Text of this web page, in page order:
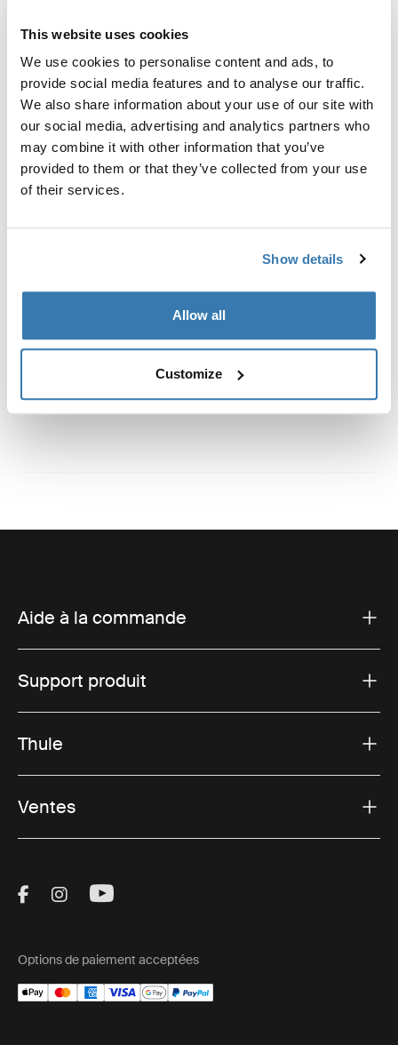
This website uses cookies
We use cookies to personalise content and ads, to
provide social media features and to analyse our traffic.
We also share information about your use of our site with
our social media, advertising and analytics partners who
may combine it with other information that you’ve
provided to them or that they’ve collected from your use
of their services.
Show details
Allow all
Customize
Toggle techspec
Caractéristiques techniques
Toggle guides and instructions
Instructions
Commentaires
Informations de fabrication
Marque déposée : Thule Sweden AB
Nom du fabricant : Thule Sweden
Adresse du fabricant : Borggatan 5, 335 73 Hillerstorp,
E-mail : Kontakt@thule.com
Site Web : www.thule.com
Aide à la commande
Support produit
Thule
Ventes
Visit Thule on Facebook (external link)
Visit Thule on Instagram (external link)
Visit Thule on Youtube (external
Options de paiement acceptées